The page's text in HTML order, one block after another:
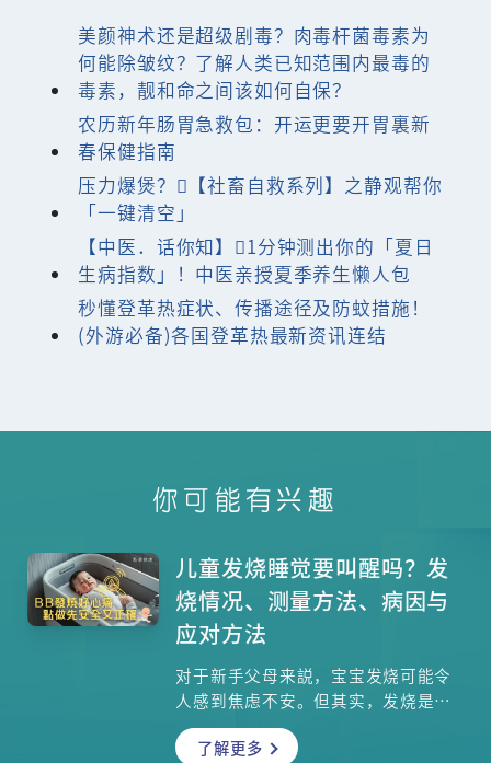
美颜神术还是超级剧毒？肉毒杆菌毒素为
何能除皱纹？了解人类已知范围内最毒的
毒素，靓和命之间该如何自保？
农历新年肠胃急救包：开运更要开胃裏新
春保健指南
压力爆煲？【社畜自救系列】之静观帮你
「一键清空」
【中医．话你知】1分钟测出你的「夏日
生病指数」！中医亲授夏季养生懒人包
秒懂登革热症状、传播途径及防蚊措施！
(外游必备)各国登革热最新资讯连结
你可能有兴趣
儿童发烧睡觉要叫醒吗？发
烧情况、测量方法、病因与
应对方法
对于新手父母来説，宝宝发烧可能令
人感到焦虑不安。但其实，发烧是儿
童常见的症状之一，通常是身体对感
染或其他健康问题的反应。了解发烧
了解更多